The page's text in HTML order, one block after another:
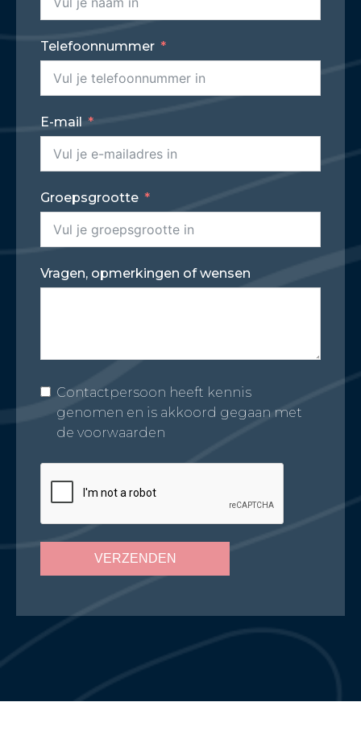
Telefoonnummer
E-mail
Groepsgrootte
Vragen, opmerkingen of wensen
Contactpersoon heeft kennis
genomen en is akkoord gegaan met
de voorwaarden
VERZENDEN